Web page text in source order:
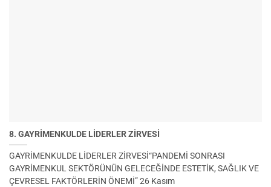
8. GAYRİMENKULDE LİDERLER ZİRVESİ
GAYRİMENKULDE LİDERLER ZİRVESİ“PANDEMİ SONRASI
GAYRİMENKUL SEKTÖRÜNÜN GELECEĞİNDE ESTETİK, SAĞLIK VE
ÇEVRESEL FAKTÖRLERİN ÖNEMİ” 26 Kasım